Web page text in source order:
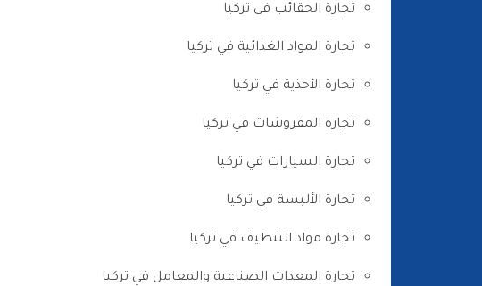
تجارة الحقائب فى تركيا
تجارة المواد الغذائية في تركيا
تجارة الأحذية في تركيا
تجارة المفروشات في تركيا
تجارة السيارات في تركيا
تجارة الألبسة في تركيا
تجارة مواد التنظيف في تركيا
تجارة المعدات الصناعية والمعامل في تركيا